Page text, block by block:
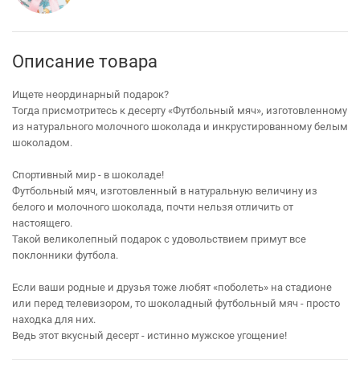
Описание товара
Ищете неординарный подарок?
Тогда присмотритесь к десерту «Футбольный мяч», изготовленному
из натурального молочного шоколада и инкрустированному белым
шоколадом.
Спортивный мир - в шоколаде!
Футбольный мяч, изготовленный в натуральную величину из
белого и молочного шоколада, почти нельзя отличить от
настоящего.
Такой великолепный подарок с удовольствием примут все
поклонники футбола.
Если ваши родные и друзья тоже любят «поболеть» на стадионе
или перед телевизором, то шоколадный футбольный мяч - просто
находка для них.
Ведь этот вкусный десерт - истинно мужское угощение!